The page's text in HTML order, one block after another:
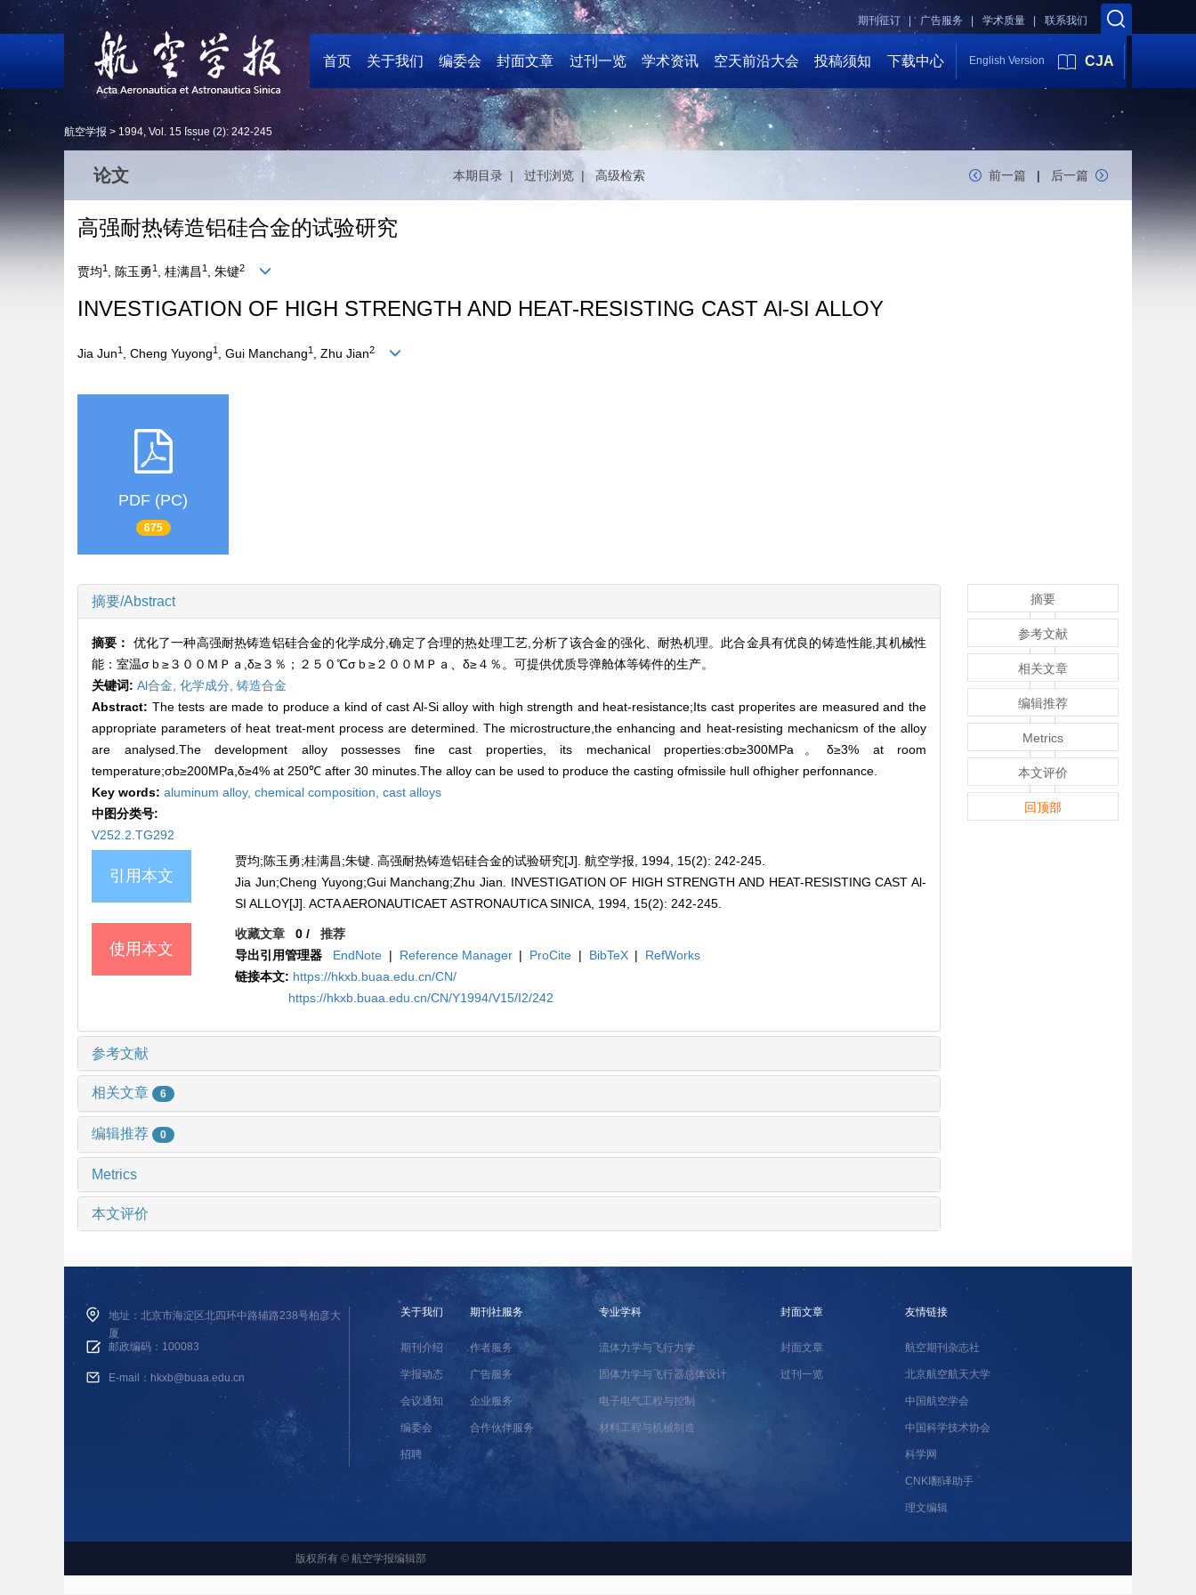
联系我们
学术质量 |
广告服务 |
期刊征订 |
首页 关于我们 编委会 封面文章 过刊一览 学术资讯 空天前沿大会 投稿须知 下载中心 English Version CJA
航空学报 > 1994, Vol. 15 Issue (2): 242-245
论文 本期目录 | 过刊浏览 | 高级检索 前一篇 | 后一篇
高强耐热铸造铝硅合金的试验研究
贾均1 , 陈玉勇1 , 桂满昌 1 , 朱键2
INVESTIGATION OF HIGH STRENGTH AND HEAT-RESISTING CAST Al-SI ALLOY
Jia Jun1 , Cheng Yuyong1 , Gui Manchang1 , Zhu Jian2
PDF (PC)
675
摘要/Abstract
摘要： 优化了一种高强耐热铸造铝硅合金的化学成分,确定了合理的热处理工艺,分析了该合金的强化、耐热机理。此合金具有优良的铸造性能,其机械性
能：室温σｂ≥３００ＭＰａ,δ≥３％；２５０℃σｂ≥２００ＭＰａ、δ≥４％。可提供优质导弹舱体等铸件的生产。
关键词: Al合金, 化学成分, 铸造合金
Abstract: The tests are made to produce a kind of cast Al-Si alloy with high strength and heat-resistance;Its cast properites are measured and the
appropriate parameters of heat treat-ment process are determined. The microstructure,the enhancing and heat-resisting mechanicsm of the alloy
are analysed.The development alloy possesses fine cast properties, its mechanical properties:σb≥300MPa。δ≥3% at room
temperature;σb≥200MPa,δ≥4% at 250℃ after 30 minutes.The alloy can be used to produce the casting ofmissile hull ofhigher perfonnance.
Key words: aluminum alloy, chemical composition, cast alloys
中图分类号:
V252.2.TG292
引用本文
贾均;陈玉勇;桂满昌;朱键. 高强耐热铸造铝硅合金的试验研究[J]. 航空学报, 1994, 15(2): 242-245.
Jia Jun;Cheng Yuyong;Gui Manchang;Zhu Jian. INVESTIGATION OF HIGH STRENGTH AND HEAT-RESISTING CAST Al-
SI ALLOY[J]. ACTA AERONAUTICAET ASTRONAUTICA SINICA, 1994, 15(2): 242-245.
使用本文
收藏文章 0 /推荐
导出引用管理器
EndNote | Reference Manager | ProCite | BibTeX |
RefWorks
链接本文: https://hkxb.buaa.edu.cn/CN/
https://hkxb.buaa.edu.cn/CN/Y1994/V15/I2/242
参考文献
相关文章 6
编辑推荐 0
Metrics
本文评价
摘要
参考文献
相关文章
编辑推荐
Metrics
本文评价
回顶部
地址：北京市海淀区北四环中路辅路238号柏彦大
厦
邮政编码：100083
E-mail：hkxb@buaa.edu.cn
关于我们
期刊介绍
学报动态
会议通知
编委会
招聘
期刊社服务
作者服务
广告服务
企业服务
合作伙伴服务
专业学科
流体力学与飞行力学
固体力学与飞行器总体设计
电子电气工程与控制
材料工程与机械制造
封面文章
封面文章
过刊一览
友情链接
航空期刊杂志社
北京航空航天大学
中国航空学会
中国科学技术协会
科学网
CNKI翻译助手
理文编辑
版权所有 © 航空学报编辑部